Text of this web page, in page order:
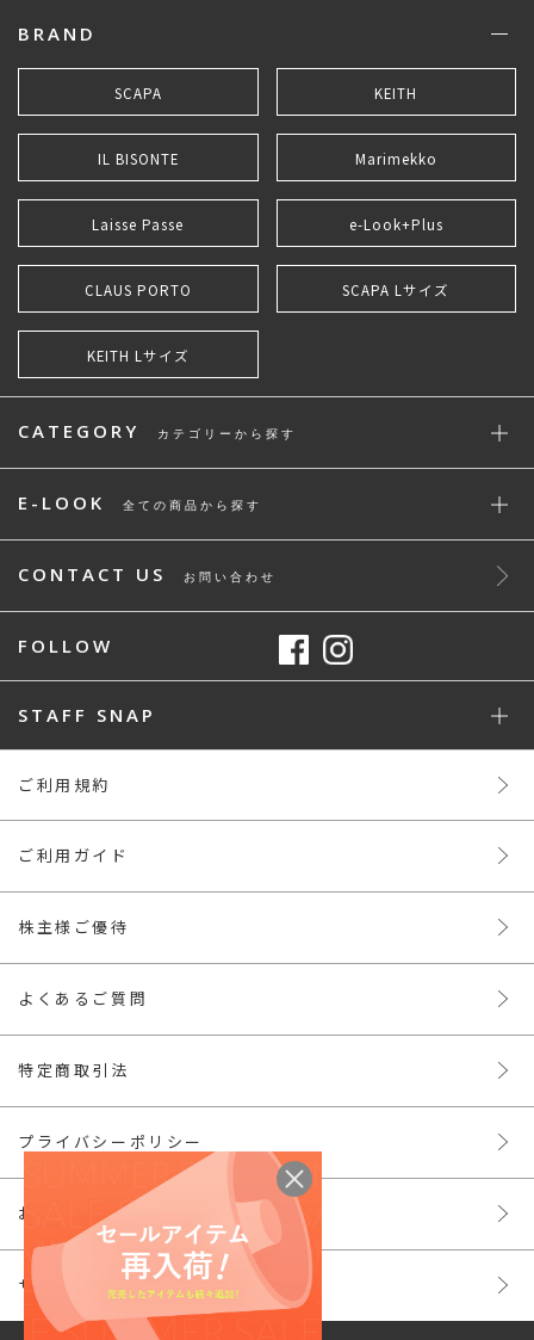
BRAND
SCAPA KEITH
IL BISONTE Marimekko
Laisse Passe e-Look+Plus
CLAUS PORTO SCAPA Lサイズ
KEITH Lサイズ
CATEGORY カテゴリーから探す
E-LOOK 全ての商品から探す
CONTACT US お問い合わせ
FOLLOW
STAFF SNAP
ご利用規約
ご利用ガイド
株主様ご優待
よくあるご質問
特定商取引法
プライバシーポリシー
お問い合わせ
サイトマップ